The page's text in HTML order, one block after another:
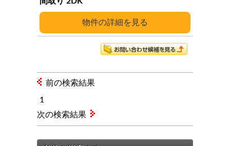
詳細
前の検索結果
1